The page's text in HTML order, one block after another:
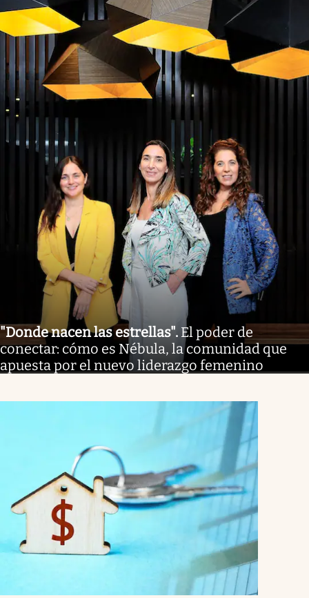
"Donde nacen las estrellas". El poder de
conectar: cómo es Nébula, la comunidad que
apuesta por el nuevo liderazgo femenino